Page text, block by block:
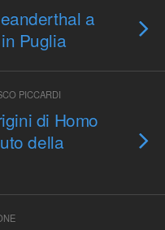
a
Puglia
PICCARDI
di Homo
della